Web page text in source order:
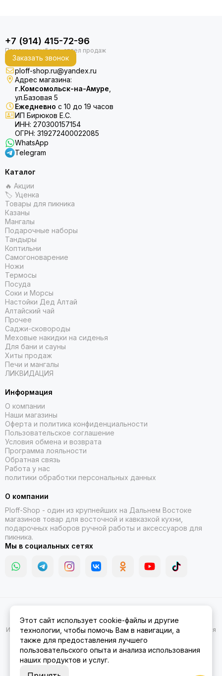
+7 (914) 415-72-96
Заказать звонок
ploff-shop.ru@yandex.ru
Адрес магазина:
г.Комсомольск-на-Амуре
ул.Базовая 5
Ежедневно с 10 до 19 часов
ИП Бирюков Е.С.
ИНН: 270300157154
ОГРН: 319272400022085
WhatsApp
Telegram
Каталог
🔥 Акции
🏷 Уценка
Товары для пикника
Казаны
Мангалы
Подарочные наборы
Тандыры
Коптильни
Самогоноварение
Ножи
Термосы
Посуда
Соки и Морсы
Настойки Дед Алтай
Алтайский чай
Прочее
Саджи-сковороды
Меховые накидки на сиденья
Для бани и сауны
Хиты продаж
Печи и мангалы
ЛИКВИДАЦИЯ
Информация
О компании
Наши магазины
Оферта и политика конфиденциальности
Пользовательское соглашение
Условия обмена и возврата
Программа лояльности
Обратная связь
Работа у нас
политики обработки персональных данных
О компании
Ploff-Shop - один из крупнейших на Дальнем Востоке
магазинов товар для восточной и кавказкой кухни,
подарочных наборов ручной работы и аксессуаров для
пикника.
Мы в социальных сетях
Амуре.Карта сайта
Информация на сайте носит ознакомительный характер и не является
публичной офертой.
Этот сайт использует cookie-файлы и другие
технологии, чтобы помочь Вам в навигации, а
также для предоставления лучшего
пользовательского опыта и анализа использования
наших продуктов и услуг.